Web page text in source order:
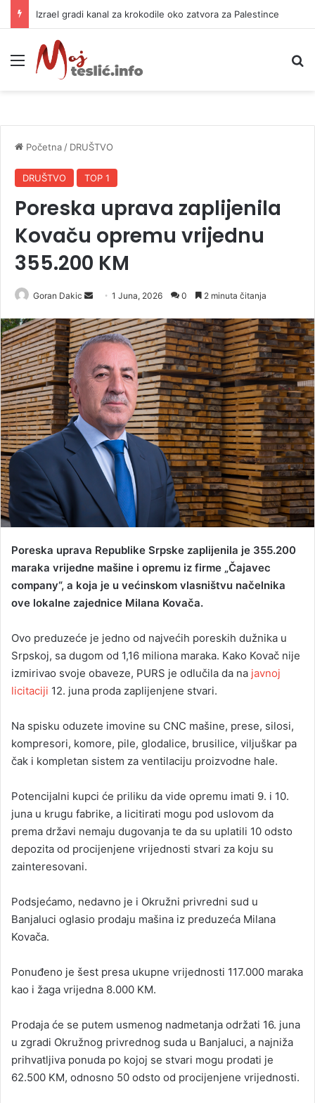
Izrael gradi kanal za krokodile oko zatvora za Palestince
Meni
Početna / DRUŠTVO
DRUŠTVO TOP 1
Poreska uprava zaplijenila
Kovaču opremu vrijednu
355.200 KM
Goran Dakic
n
d
a
n
e
m
a
i
1 Juna, 2026 0 2 minuta čitanja
Poreska uprava Republike Srpske zaplijenila je 355.200
maraka vrijedne mašine i opremu iz firme „Čajavec
company“, a koja je u većinskom vlasništvu načelnika
ove lokalne zajednice Milana Kovača.
Ovo preduzeće je jedno od najvećih poreskih dužnika u
Srpskoj, sa dugom od 1,16 miliona maraka. Kako Kovač nije
izmirivao svoje obaveze, PURS je odlučila da na javnoj
licitaciji 12. juna proda zaplijenjene stvari.
Na spisku oduzete imovine su CNC mašine, prese, silosi,
kompresori, komore, pile, glodalice, brusilice, viljuškar pa
čak i kompletan sistem za ventilaciju proizvodne hale.
Potencijalni kupci će priliku da vide opremu imati 9. i 10.
juna u krugu fabrike, a licitirati mogu pod uslovom da
prema državi nemaju dugovanja te da su uplatili 10 odsto
depozita od procijenjene vrijednosti stvari za koju su
zainteresovani.
Podsjećamo, nedavno je i Okružni privredni sud u
Banjaluci oglasio prodaju mašina iz preduzeća Milana
Kovača.
Ponuđeno je šest presa ukupne vrijednosti 117.000 maraka
kao i žaga vrijedna 8.000 KM.
Prodaja će se putem usmenog nadmetanja održati 16. juna
u zgradi Okružnog privrednog suda u Banjaluci, a najniža
prihvatljiva ponuda po kojoj se stvari mogu prodati je
62.500 KM, odnosno 50 odsto od procijenjene vrijednosti.